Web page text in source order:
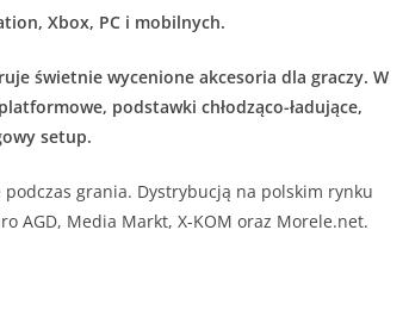
Xbox, PC i mobilnych.
świetnie wycenione akcesoria dla graczy. W
podstawki chłodząco-ładujące,
setup.
grania. Dystrybucją na polskim rynku
AGD, Media Markt, X-KOM oraz Morele.net.